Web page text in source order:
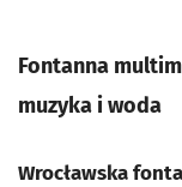
Fontanna
muzyka i woda
Wrocławska